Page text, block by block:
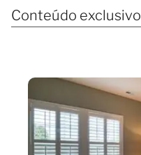
Conteúdo exclusivo